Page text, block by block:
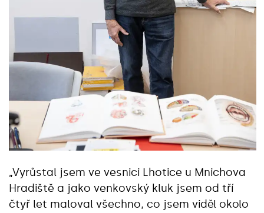
„Vyrůstal jsem ve vesnici Lhotice u Mnichova
Hradiště a jako venkovský kluk jsem od tří
čtyř let maloval všechno, co jsem viděl okolo